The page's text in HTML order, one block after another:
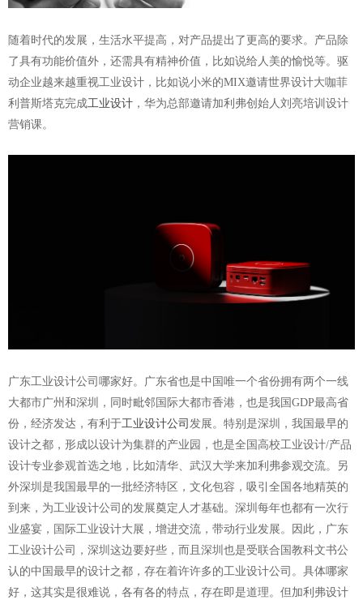
随着时代的发展，生活水平提高，对产品提出了更高的要求。产品除
了具有功能价值外，还需具有精神价值，比如说给人美的愉悦等。驱
动企业越来越重视工业设计，比如说小米的MIX邀请世界设计大咖菲
利普斯塔克完成工业设计 ，华为总部邀请加利弗创始人刘亮培训设计
营销课。
广东工业设计公司哪家好。广东省也是中国唯一个省份拥有两个一线
大都市广州和深圳，同时毗邻国际大都市香港，也是我国GDP最高省
份，经济发达，有利于工业设计公司 发展。特别是深圳，我国最早的
设计之都，形成以设计为集群的产业园，也是全国高校工业设计/产品
设计专业参观首选之地，比如清华、武汉大学来加利弗参观交流。另
外深圳是我国最早的一批经济特区，文化包容，吸引全国各地精英的
到来，为工业设计公司的发展奠定人才基础。深圳每年也都有一次行
业盛宴，国际工业设计大展，增进交流，带动行业发展。因此，广东
工业设计公司
，深圳这边要好些，而且深圳也是受联合国教科文书公
认的中国最早的设计之都，存在着许许多的工业设计公司。具体哪家
好，这其实是很难说，各有各的特点，存在即是道理。但加利弗设计